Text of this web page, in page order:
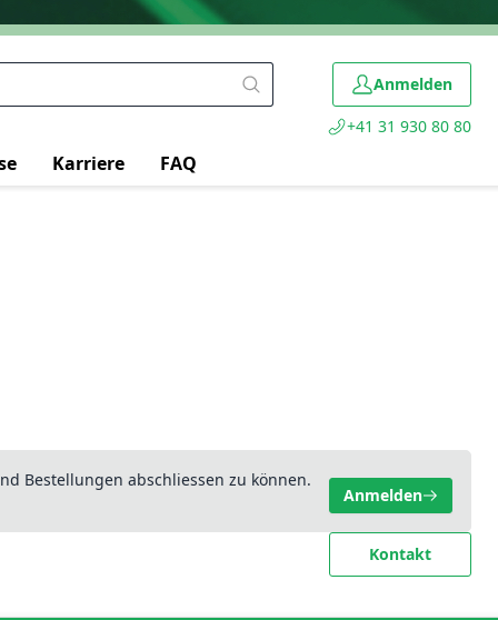
Anmelden
+41 31 930 80 80
Karriere FAQ
Bestellungen abschliessen zu können.
Anmelden
Kontakt